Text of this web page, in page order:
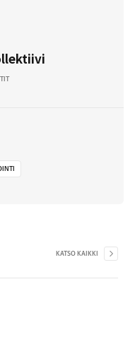
KATSO KAIKKI